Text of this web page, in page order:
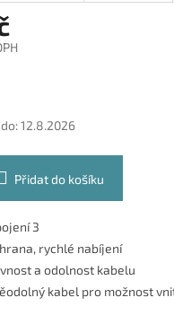
12.8.2026
Přidat do košíku
3
rychlé nabíjení
a odolnost kabelu
kabel pro možnost